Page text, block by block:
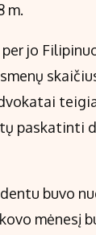
m.
jo
paskatinti
buvo
mėnesį